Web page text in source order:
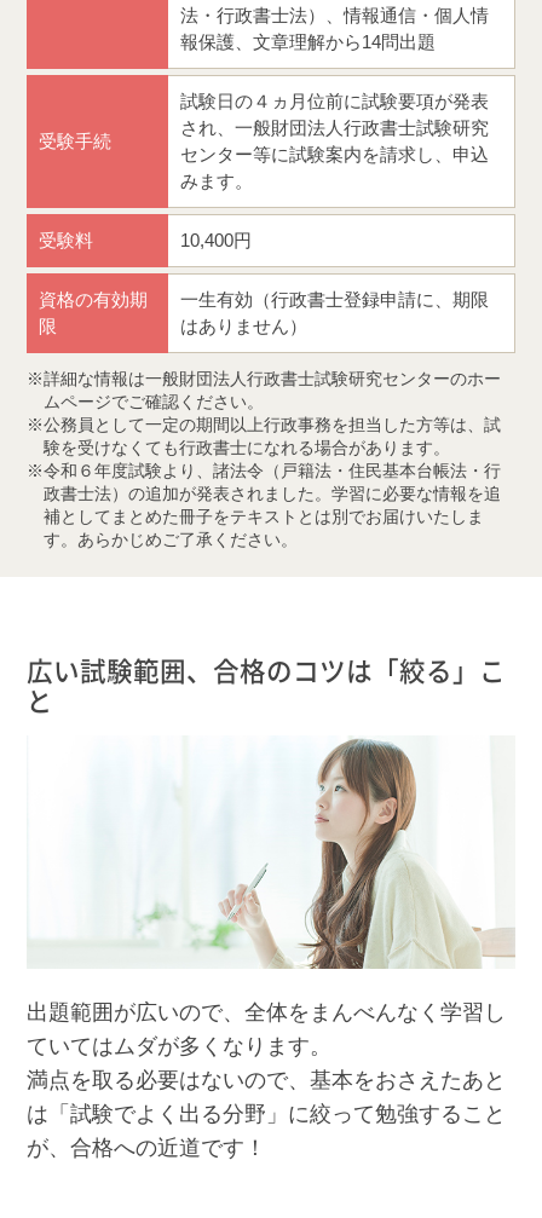
法・行政書士法）、情報通信・個人情
報保護、文章理解から14問出題
受験手続
試験日の４ヵ月位前に試験要項が発表
され、一般財団法人行政書士試験研究
センター等に試験案内を請求し、申込
みます。
受験料 10,400円
資格の有効期
限
一生有効（行政書士登録申請に、期限
はありません）
詳細な情報は一般財団法人行政書士試験研究センターのホー
ムページでご確認ください。
公務員として一定の期間以上行政事務を担当した方等は、試
験を受けなくても行政書士になれる場合があります。
令和６年度試験より、諸法令（戸籍法・住民基本台帳法・行
政書士法）の追加が発表されました。学習に必要な情報を追
補としてまとめた冊子をテキストとは別でお届けいたしま
す。あらかじめご了承ください。
広い試験範囲、合格のコツは「絞る」こ
と
出題範囲が広いので、全体をまんべんなく学習し
ていてはムダが多くなります。
満点を取る必要はないので、基本をおさえたあと
は「試験でよく出る分野」に絞って勉強すること
が、合格への近道です！